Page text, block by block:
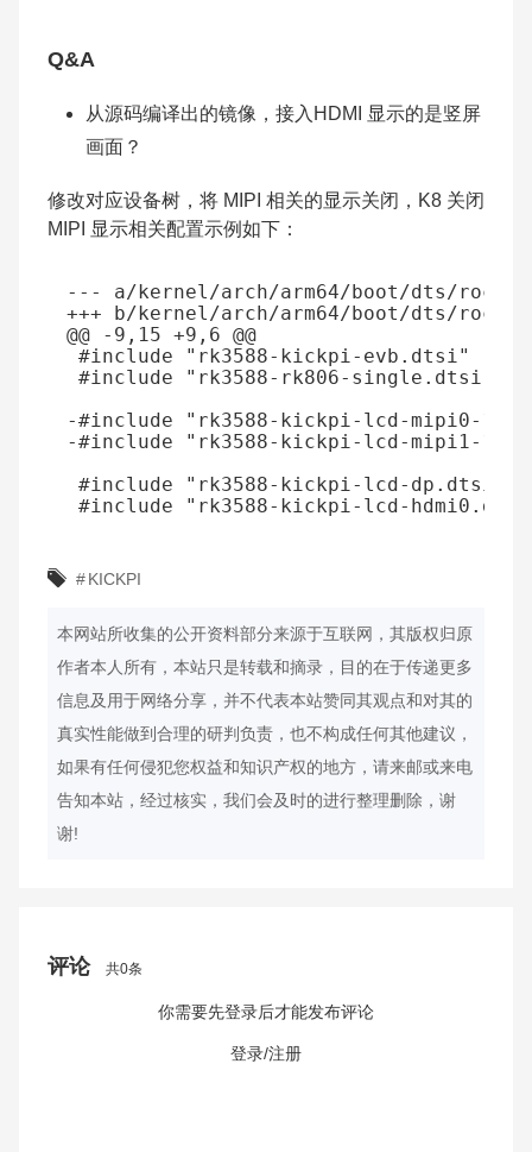
Q&A
从源码编译出的镜像，接入HDMI 显示的是竖屏
画面？
修改对应设备树，将 MIPI 相关的显示关闭，K8 关闭
MIPI 显示相关配置示例如下：
--- a/kernel/arch/arm64/boot/dts/
+++ b/kernel/arch/arm64/boot/dts/
@@ -9,15 +9,6 @@
-#include "rk3588-kickpi-lcd-mipi0-10.1-
-#include "rk3588-kickpi-lcd-mipi1-10.1-
#include "rk3588-kickpi-lcd-
#KICKPI
本网站所收集的公开资料部分来源于互联网，其版权归原
作者本人所有，本站只是转载和摘录，目的在于传递更多
信息及用于网络分享，并不代表本站赞同其观点和对其的
真实性能做到合理的研判负责，也不构成任何其他建议，
如果有任何侵犯您权益和知识产权的地方，请来邮或来电
告知本站，经过核实，我们会及时的进行整理删除，谢
谢!
评论 共0条
你需要先登录后才能发布评论
登录/注册